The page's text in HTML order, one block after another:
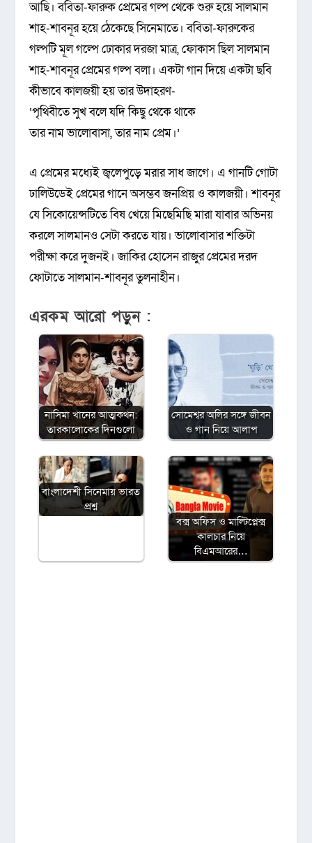
আছি। ববিতা-ফারুক প্রেমের গল্প থেকে শুরু হয়ে সালমান
শাহ-শাবনূর হয়ে ঠেকেছে সিনেমাতে। ববিতা-ফারুকের
গল্পটি মূল গল্পে ঢোকার দরজা মাত্র, ফোকাস ছিল সালমান
শাহ-শাবনূর প্রেমের গল্প বলা। একটা গান দিয়ে একটা ছবি
কীভাবে কালজয়ী হয় তার উদাহরণ-
‘পৃথিবীতে সুখ বলে যদি কিছু থেকে থাকে
তার নাম ভালোবাসা, তার নাম প্রেম।’
এ প্রেমের মধ্যেই জ্বলেপুড়ে মরার সাধ জাগে। এ গানটি গোটা
ঢালিউডেই প্রেমের গানে অসম্ভব জনপ্রিয় ও কালজয়ী। শাবনূর
যে সিকোয়েন্সটিতে বিষ খেয়ে মিছেমিছি মারা যাবার অভিনয়
করলে সালমানও সেটা করতে যায়। ভালোবাসার শক্তিটা
পরীক্ষা করে দুজনই। জাকির হোসেন রাজুর প্রেমের দরদ
ফোটাতে সালমান-শাবনূর তুলনাহীন।
এরকম আরো পড়ুন :
নাসিমা খানের আত্মকথন:
তারকালোকের দিনগুলো
সোমেশ্বর অলির সঙ্গে জীবন
ও গান নিয়ে আলাপ
বাংলাদেশী সিনেমায় ভারত
প্রশ্ন
বক্স অফিস ও মাল্টিপ্লেক্স
কালচার নিয়ে
বিএমআরের…